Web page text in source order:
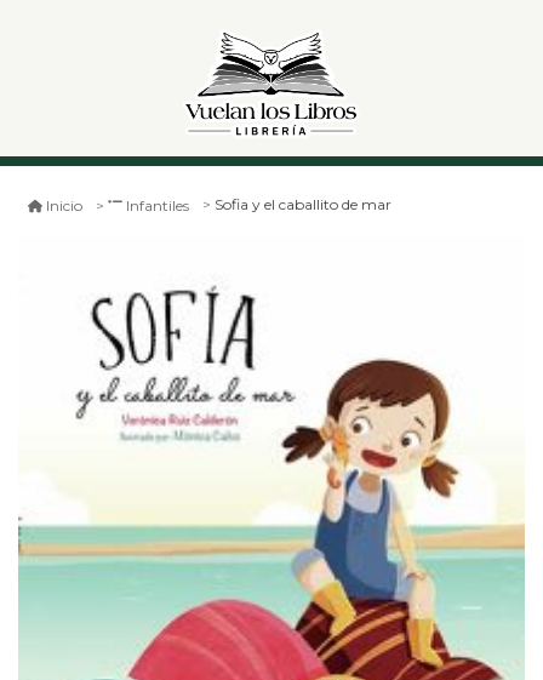
Inicio Infantiles Sofia y el caballito de mar